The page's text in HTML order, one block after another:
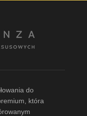
do
która